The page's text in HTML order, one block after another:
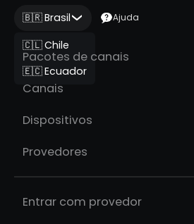
🇧🇷 Brasil
🇨🇱 Chile
🇪🇨 Ecuador
Ajuda
Pacotes de canais
Canais
Dispositivos
Provedores
Entrar com provedor